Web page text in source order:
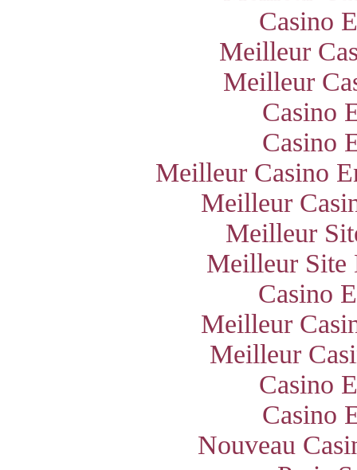
Casino
Meilleur
Meilleur
Casino
Casino
Meilleur Casino
Meilleur
Meilleur
Meilleur Site
Casino
Meilleur
Meilleur
Casino
Casino
Nouveau